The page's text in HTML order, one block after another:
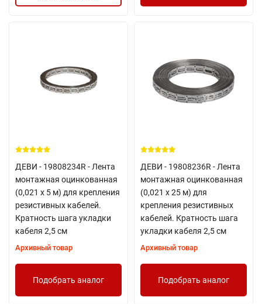
ДЕВИ - 19808234R - Лента
монтажная оцинкованная
(0,021 х 5 м) для крепления
резистивных кабелей.
Кратность шага укладки
кабеля 2,5 см
Архивный товар
Подобрать аналог
ДЕВИ - 19808236R - Лента
монтажная оцинкованная
(0,021 х 25 м) для
крепления резистивных
кабелей. Кратность шага
укладки кабеля 2,5 см
Архивный товар
Подобрать аналог